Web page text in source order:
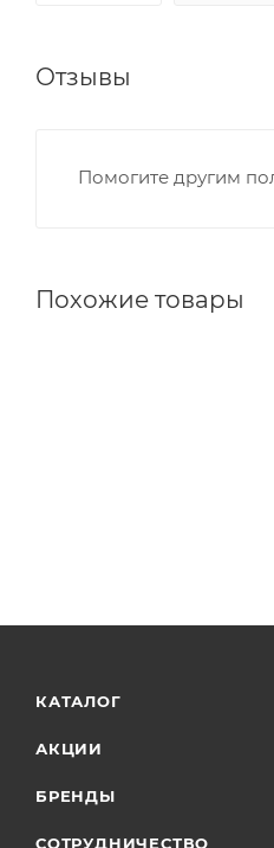
Отзывы
Помогите другим
Похожие товары
КАТАЛОГ
АКЦИИ
БРЕНДЫ
СОТРУДНИЧЕСТВО